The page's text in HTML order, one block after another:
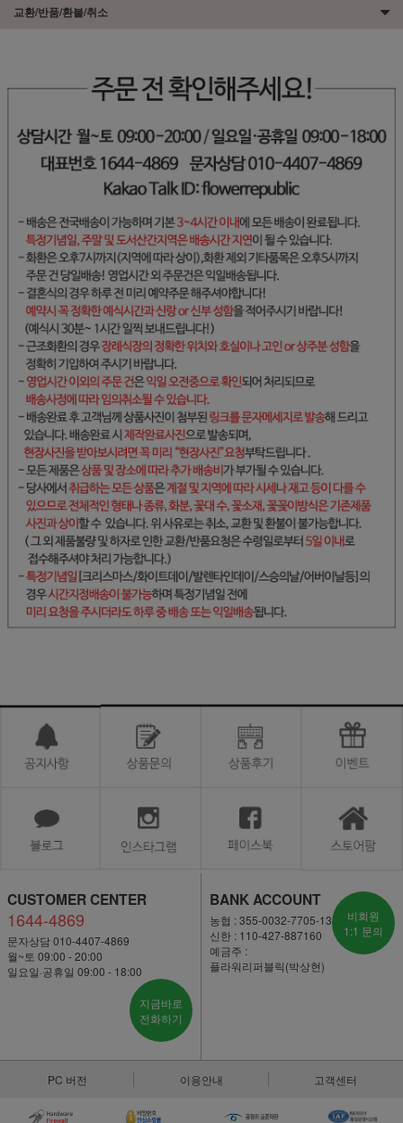
교환/반품/환불/취소
CUSTOMER CENTER
1644-4869
문자상담 010-4407-4869
월~토 09:00 - 20:00
일요일·공휴일 09:00 - 18:00
지금바로
전화하기
BANK ACCOUNT
농협 : 355-0032-7705-13
신한 : 110-427-887160
예금주 :
플라워리퍼블릭(박상현)
비회원
1:1 문의
PC 버전 이용안내 고객센터